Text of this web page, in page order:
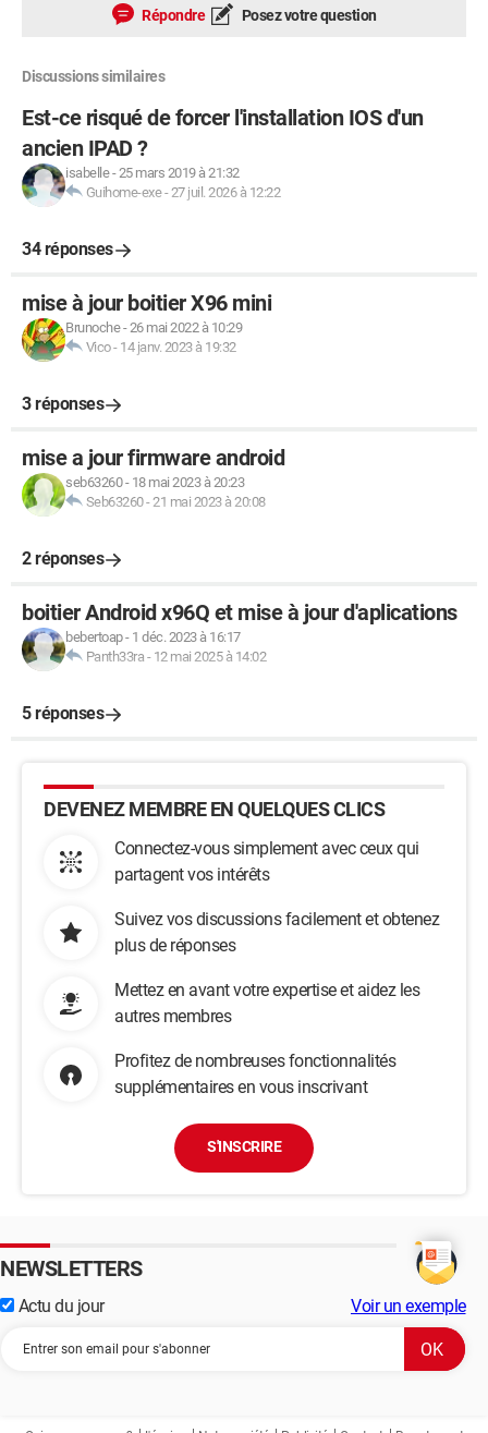
Répondre Posez votre question
Discussions similaires
Est-ce risqué de forcer l'installation IOS d'un
ancien IPAD ?
isabelle-25 mars 2019 à 21:32
Guihome-exe-27 juil. 2026 à 12:22
34 réponses
mise à jour boitier X96 mini
Brunoche-26 mai 2022 à 10:29
Vico- 14 janv. 2023 à 19:32
3 réponses
mise a jour firmware android
seb63260- 18 mai 2023 à 20:23
Seb63260-21 mai 2023 à 20:08
2 réponses
boitier Android x96Q et mise à jour d'aplications
bebertoap- 1 déc. 2023 à 16:17
Panth33ra - 12 mai 2025 à 14:02
5 réponses
DEVENEZ MEMBRE EN QUELQUES CLICS
Connectez-vous simplement avec ceux qui
partagent vos intérêts
Suivez vos discussions facilement et obtenez
plus de réponses
Mettez en avant votre expertise et aidez les
autres membres
Profitez de nombreuses fonctionnalités
supplémentaires en vous inscrivant
S'INSCRIRE
NEWSLETTERS
Actu du jour Voir un exemple